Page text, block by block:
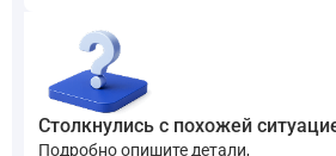
Столкнулись с похожей
Подробно опишите детали,